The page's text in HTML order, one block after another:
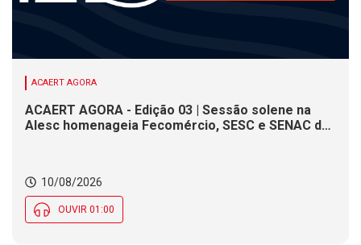
ACAERT AGORA
ACAERT AGORA - Edição 03 | Sessão solene na
Alesc homenageia Fecomércio, SESC e SENAC de
10/08/2026
OUVIR 01:00